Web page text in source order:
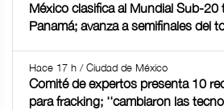
México clasifica al Mundial Sub-20
Panamá; avanza a semifinales del
Hace 17 h / Ciudad de México
Comité de expertos presenta 10
para fracking; ''cambiaron las